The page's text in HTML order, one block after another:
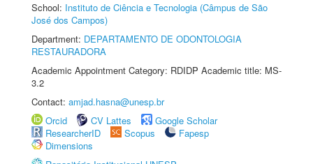
School: Instituto de Ciência e Tecnologia (Câmpus de São
José dos Campos)
Department: DEPARTAMENTO DE ODONTOLOGIA
RESTAURADORA
Academic Appointment Category: RDIDP Academic title: MS-
3.2
Contact: amjad.hasna@unesp.br
Orcid
CV Lattes
Google Scholar
ResearcherID
Scopus
Fapesp
Dimensions